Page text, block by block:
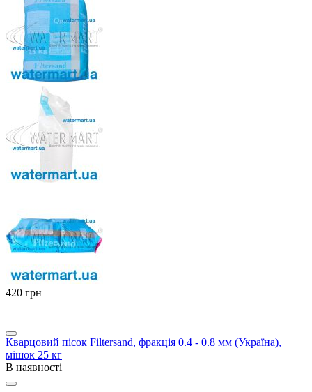
‍420‍ грн
Кварцовий пісок Filtersand, фракція 0.4 - 0.8 мм (Україна),
мішок 25 кг
В наявності